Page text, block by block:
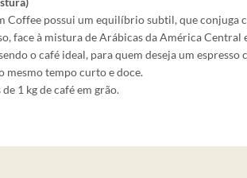
Coffee possui um equilíbrio subtil, que conjuga
face à mistura de Arábicas da América Central
o café ideal, para quem deseja um espresso
mesmo tempo curto e doce.
1 kg de café em grão.